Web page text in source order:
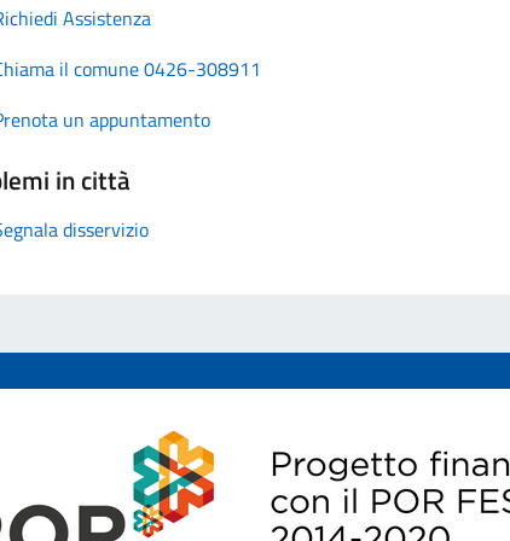
Assistenza
il comune 0426-308911
un appuntamento
in città
disservizio